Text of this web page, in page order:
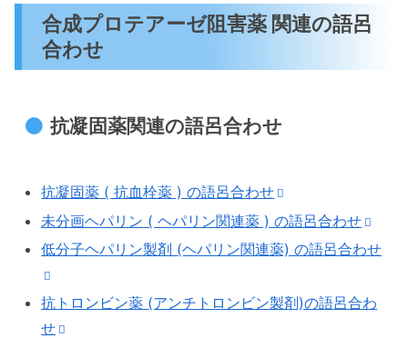
合成プロテアーゼ阻害薬 関連の語呂
合わせ
抗凝固薬関連の語呂合わせ
抗凝固薬 ( 抗血栓薬 ) の語呂合わせ
未分画ヘパリン ( ヘパリン関連薬 ) の語呂合わせ
低分子ヘパリン製剤 (ヘパリン関連薬) の語呂合わせ
抗トロンビン薬 (アンチトロンビン製剤)の語呂合わ
せ